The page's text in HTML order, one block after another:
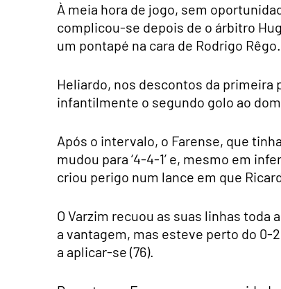
À meia hora de jogo, sem
complicou-se depois de o árbitro
um pontapé na cara de Rodrigo Rêgo.
Heliardo, nos descontos da primeira
infantilmente o segundo golo ao
Após o intervalo, o Farense, que
mudou para ‘4-4-1’ e, mesmo em
criou perigo num lance em que
O Varzim recuou as suas linhas
a vantagem, mas esteve perto do 0-
a aplicar-se (76).